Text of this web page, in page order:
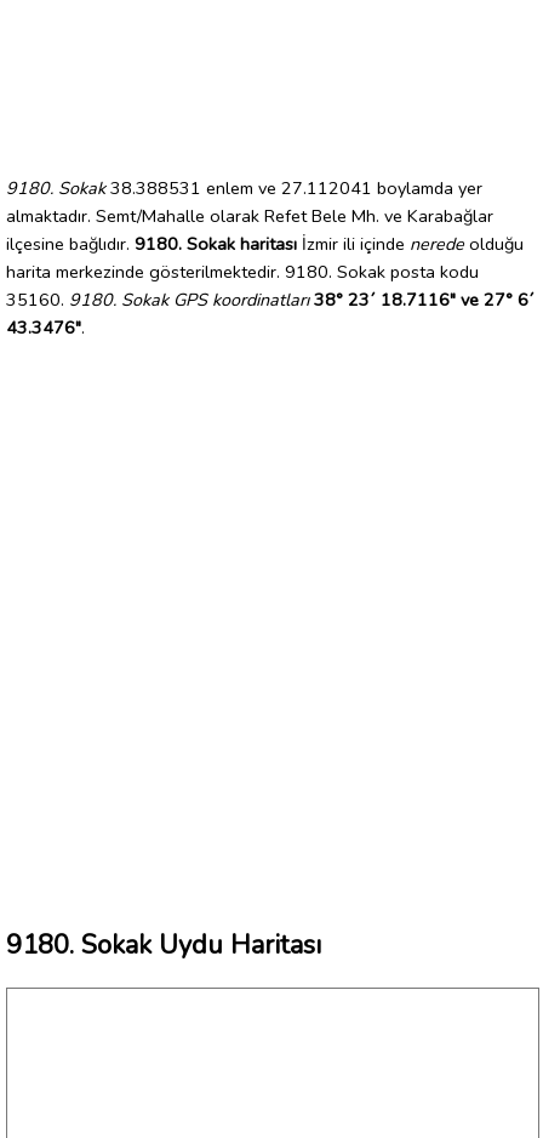
9180. Sokak38.388531 enlem ve 27.112041 boylamda yer
almaktadır. Semt/Mahalle olarak Refet Bele Mh. ve Karabağlar
ilçesine bağlıdır. 9180. Sokak haritası İzmir ili içinde nerede olduğu
harita merkezinde gösterilmektedir. 9180. Sokak posta kodu
35160. 9180. Sokak GPS koordinatları 38° 23´ 18.7116" ve 27° 6´
43.3476".
9180. Sokak Uydu Haritası